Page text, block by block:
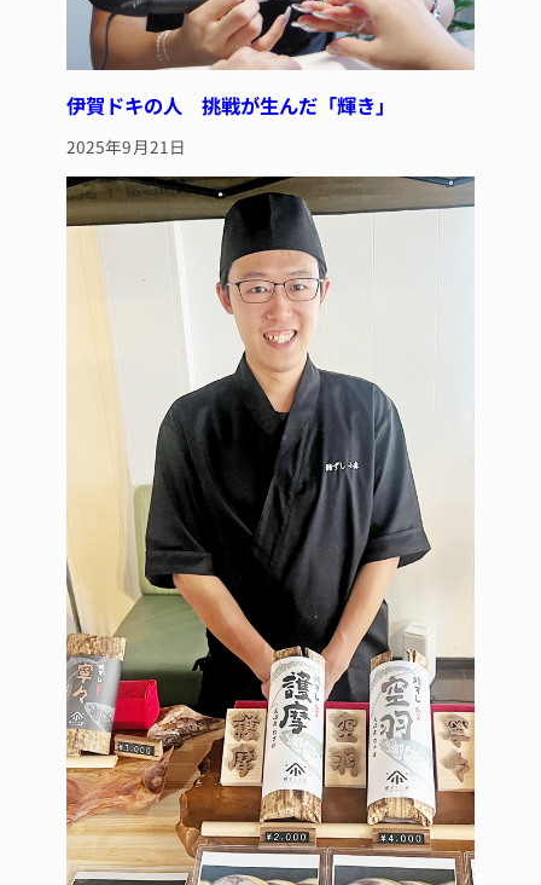
伊賀ドキの人 挑戦が生んだ「輝き」
2025年9月21日